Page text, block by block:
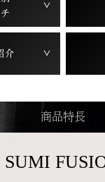
介
商品特長
SUMI